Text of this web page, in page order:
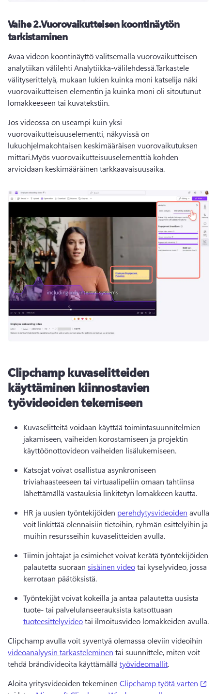
Vaihe 2.Vuorovaikutteisen koontinäytön
tarkistaminen
Avaa videon koontinäyttö valitsemalla vuorovaikutteisen
analytiikan välilehti Analytiikka-välilehdessä.Tarkastele
välityserittelyä, mukaan lukien kuinka moni katselija näki
vuorovaikutteisen elementin ja kuinka moni oli sitoutunut
lomakkeeseen tai kuvatekstiin.
Jos videossa on useampi kuin yksi
vuorovaikutteisuuselementti, näkyvissä on
lukuohjelmakohtaisen keskimääräisen vuorovaikutuksen
mittari.Myös vuorovaikutteisuuselementtiä kohden
arvioidaan keskimääräinen tarkkaavaisuusaika.
Clipchamp kuvaselitteiden
käyttäminen kiinnostavien
työvideoiden tekemiseen
Kuvaselitteitä voidaan käyttää toimintasuunnitelmien
jakamiseen, vaiheiden korostamiseen ja projektin
käyttöönottovideon vaiheiden lisälukemiseen.
Katsojat voivat osallistua asynkroniseen
triviahaasteeseen tai virtuaalipeliin omaan tahtiinsa
lähettämällä vastauksia linkitetyn lomakkeen kautta.
HR ja uusien työntekijöiden perehdytysvideoiden avulla
voit linkittää olennaisiin tietoihin, ryhmän esittelyihin ja
muihin resursseihin kuvaselitteiden avulla.
Tiimin johtajat ja esimiehet voivat kerätä työntekijöiden
palautetta suoraan sisäinen video tai kyselyvideo, jossa
kerrotaan päätöksistä.
Työntekijät voivat kokeilla ja antaa palautetta uusista
tuote- tai palvelulanseerauksista katsottuaan
tuoteesittelyvideo tai ilmoitusvideo lomakkeiden avulla.
Clipchamp avulla voit syventyä olemassa oleviin videoihin
videoanalyysin tarkasteleminen tai suunnittele, miten voit
tehdä brändivideoita käyttämällä työvideomallit.
Aloita yritysvideoiden tekeminen Clipchamp työtä varten